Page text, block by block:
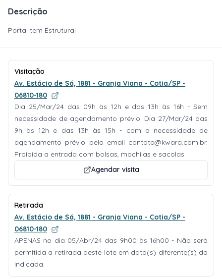
Descrição
Porta Item Estrutural
Visitação
Av. Estácio de Sá, 1881 - Granja Viana - Cotia/SP -
06810-180
Dia 25/Mar/24 das 09h às 12h e das 13h às 16h - Sem
necessidade de agendamento prévio. Dia 27/Mar/24 das
9h às 12h e das 13h às 15h - com a necessidade de
agendamento prévio pelo email contato@kwara.com.br.
Proibida a entrada com bolsas, mochilas e sacolas.
Agendar visita
Retirada
Av. Estácio de Sá, 1881 - Granja Viana - Cotia/SP -
06810-180
APENAS no dia 05/Abr/24 das 9h00 às 16h00 - Não será
permitida a retirada deste lote em data(s) diferente(s) da
indicada.